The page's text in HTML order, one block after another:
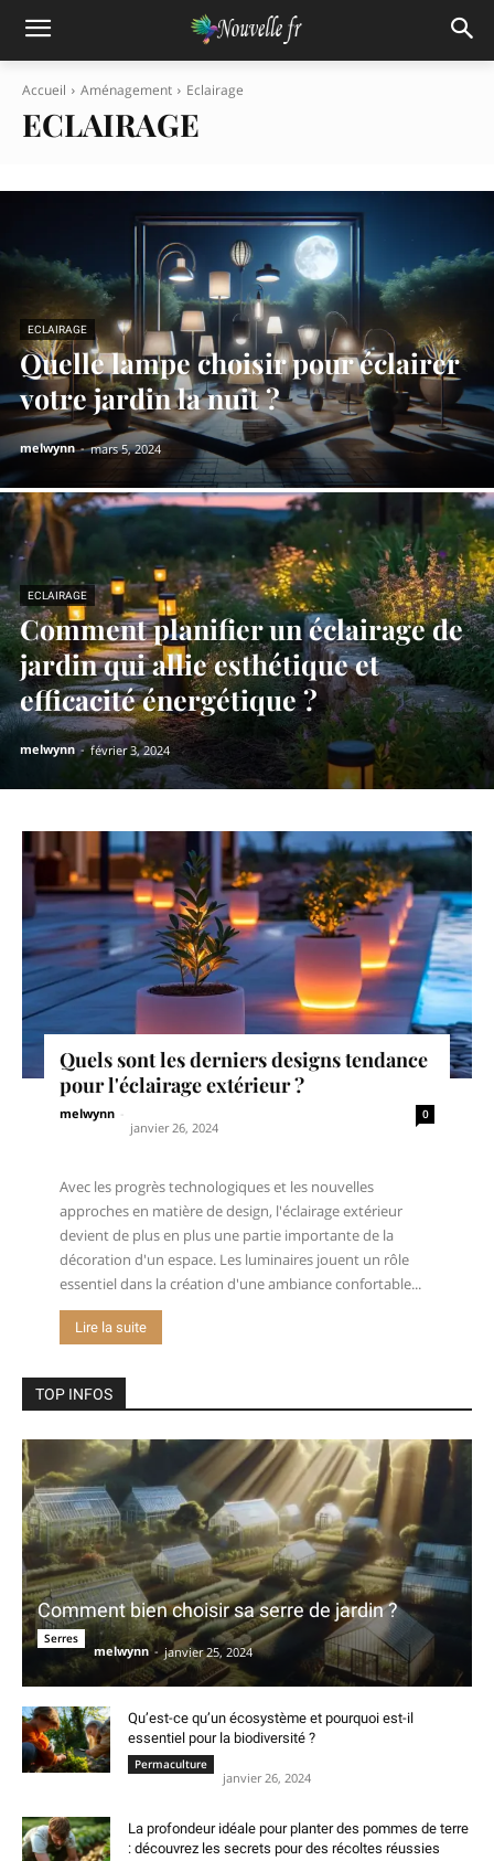
Accueil Aménagement Eclairage
ECLAIRAGE
ECLAIRAGE
Quelle lampe choisir pour éclairer
votre jardin la nuit ?
melwynn - mars 5, 2024
ECLAIRAGE
Comment planifier un éclairage de
jardin qui allie esthétique et
efficacité énergétique ?
melwynn - février 3, 2024
Quels sont les derniers designs tendance
pour l'éclairage extérieur ?
melwynn
janvier 26, 2024
0
Avec les progrès technologiques et les nouvelles
approches en matière de design, l'éclairage extérieur
devient de plus en plus une partie importante de la
décoration d'un espace. Les luminaires jouent un rôle
essentiel dans la création d'une ambiance confortable...
Lire la suite
TOP INFOS
Comment bien choisir sa serre de jardin ?
Serres
melwynn - janvier 25, 2024
Qu’est-ce qu’un écosystème et pourquoi est-il
essentiel pour la biodiversité ?
Permaculture
janvier 26, 2024
La profondeur idéale pour planter des pommes de terre
: découvrez les secrets pour des récoltes réussies